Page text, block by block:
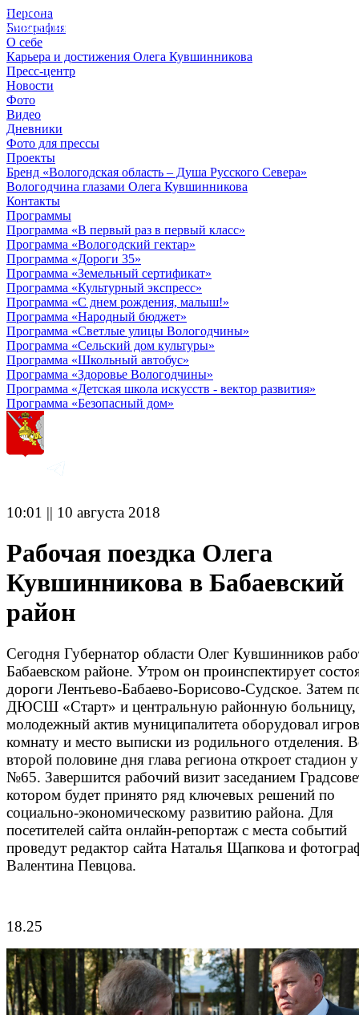
Персона
Биография
О себе
Карьера и достижения Олега Кувшинникова
Пресс-центр
Новости
Фото
Видео
Дневники
Фото для прессы
Проекты
Бренд «Вологодская область – Душа Русского Севера»
Вологодчина глазами Олега Кувшинникова
Контакты
Программы
Программа «В первый раз в первый класс»
Программа «Вологодский гектар»
Программа «Дороги 35»
Программа «Земельный сертификат»
Программа «Культурный экспресс»
Программа «С днем рождения, малыш!»
Программа «Народный бюджет»
Программа «Светлые улицы Вологодчины»
Программа «Сельский дом культуры»
Программа «Школьный автобус»
Программа «Здоровье Вологодчины»
Программа «Детская школа искусств - вектор развития»
Программа «Безопасный дом»
10:01 || 10 августа 2018
Рабочая поездка Олега
Кувшинникова в Бабаевский
район
Сегодня Губернатор области Олег Кувшинников
Бабаевском районе. Утром он проинспектирует
дороги Лентьево-Бабаево-Борисово-Судское. Затем
ДЮСШ «Старт» и центральную районную больницу,
молодежный актив муниципалитета оборудовал
комнату и место выписки из родильного отделения.
второй половине дня глава региона откроет стадион
№65. Завершится рабочий визит заседанием
котором будет принято ряд ключевых решений по
социально-экономическому развитию района. Для
посетителей сайта онлайн-репортаж с места событий
проведут редактор сайта Наталья Щапкова и
Валентина Певцова.
18.25
© 2012 - 2023,
КУВШИННИКОВ О.А.